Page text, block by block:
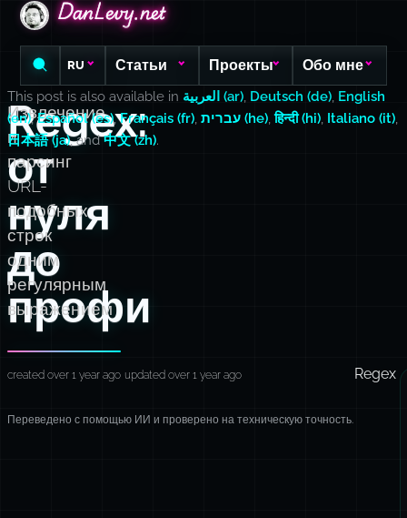
DanLevy.net
DanLevy.net
DanLevy.net
RU Статьи Проекты Обо мне
Regex:
от
нуля
до
профи
Извлечение
и
парсинг
URL-
подобных
строк
одним
регулярным
выражением
This post is also available in العربية (ar), Deutsch (de), English
(en),Español (es),Français (fr), עברית (he),हिन्दी (hi), Italiano (it),
日本語 (ja), and中文 (zh).
created over 1 year ago updated over 1 year ago Regex
Переведено с помощью ИИ и проверено на техническую точность.